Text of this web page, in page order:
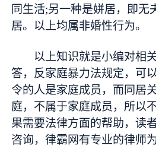
同生活;另一种是姘居，即无
居。以上均属非婚性行为。
以上知识就是小编对相
答，反家庭暴力法规定，可
令的人是家庭成员，而同居
庭，不属于家庭成员，所以
果需要法律方面的帮助，读
咨询，律霸网有专业的律师